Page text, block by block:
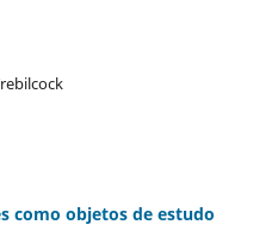
como objetos de estudo